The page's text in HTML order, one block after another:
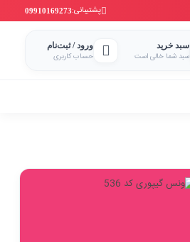
پشتیبانی:09910169273
سبد خرید
سبد شما خالی است
ورود / ثبت‌نام
حساب کاربری